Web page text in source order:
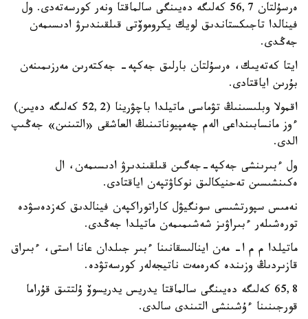
ەرسۇلتان 56,7 كەلىگە دەيىنگى سالماقتا ونەر كورسەتەدى. ول
فينالدا تاجىكستاندىق لويك يكروموۆتى قىلقىندىرۋ ادىسىمەن
جەڭدى.
ايتا كەتەيىك، ەرسۇلتان بارلىق جەكپە- جەكتەرىن مەرزىمىنەن
بۇرىن اياقتادى.
اقمولا وبلىسىنىڭ تۋماسى ماتيلدا باچۋرينا (52,2 كەلىگە دەيىن)
ءوز مانسابىنداعى الەم چەمپيوناتىنىڭ العاشقى «التىنىن» جەڭىپ
الدى.
ول ءبىرىنشى جەكپە-جەگىن قىلقىندىرۋ ادىسىمەن، ال
ەكىنشىسىن تەحنيكالىق نوكاۋتپەن اياقتادى.
نەمىس سپورتشىسى سونگيۋل كاراتوراكپەن فينالدىق كەزدەسۋدە
تورەشىلەر ءبىراۋىز شەشىمىمەن ماتيلدا جەڭدى.
ماتيلدا م م ا- مەن اينالىسقانىنا ءبىر جىلدان عانا استى، ءبىراق
قازىردىڭ وزىندە كەرەمەت ناتيجەلەر كورسەتۋدە.
65,8 كەلىگە دەيىنگى سالماقتا يدريس يدريسوۆ ۇلتتىق قۇراما
قورجىنىنا ءۇشىنشى التىندى سالدى.